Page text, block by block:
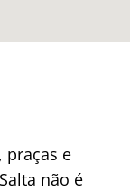
praças e
não é